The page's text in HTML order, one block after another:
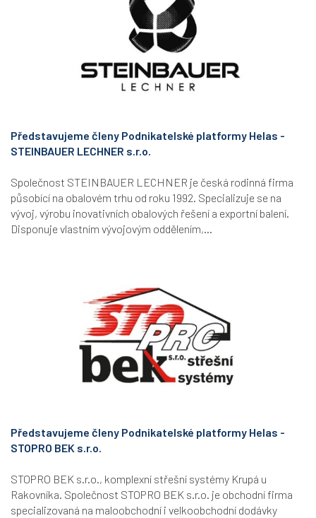
Představujeme členy Podnikatelské platformy Helas -
STEINBAUER LECHNER s.r.o.
Společnost STEINBAUER LECHNER je česká rodinná firma
působící na obalovém trhu od roku 1992. Specializuje se na
vývoj, výrobu inovativních obalových řešení a exportní balení.
Disponuje vlastním vývojovým oddělením,...
Představujeme členy Podnikatelské platformy Helas -
STOPRO BEK s.r.o.
STOPRO BEK s.r.o., komplexní střešní systémy Krupá u
Rakovníka. Společnost STOPRO BEK s.r.o. je obchodní firma
specializovaná na maloobchodní i velkoobchodní dodávky